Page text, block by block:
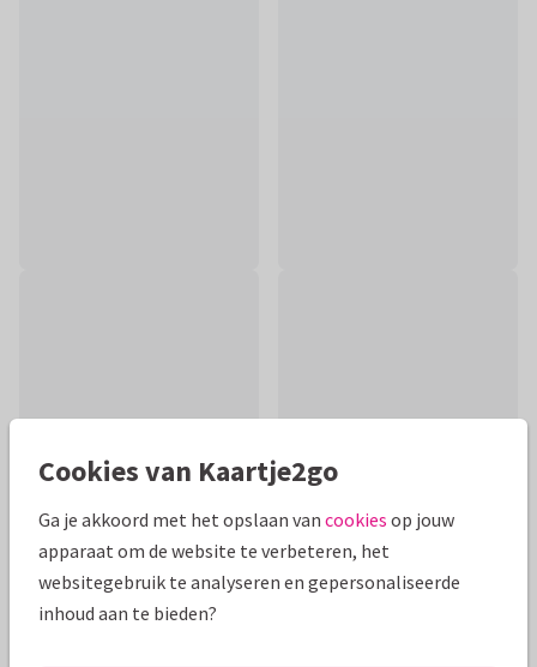
Productinformatie
Cookies van Kaartje2go
Ga je akkoord met het opslaan van cookies op jouw
apparaat om de website te verbeteren, het
websitegebruik te analyseren en gepersonaliseerde
inhoud aan te bieden?